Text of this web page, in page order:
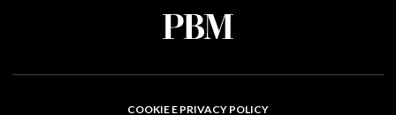
COOKIE E PRIVACY POLICY